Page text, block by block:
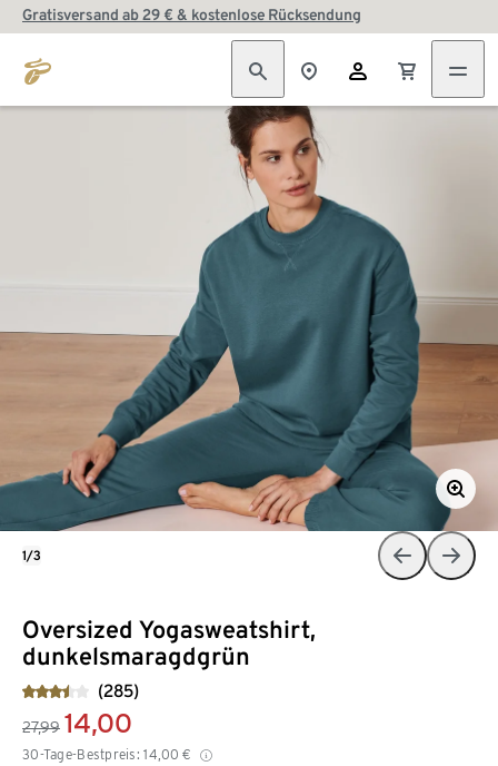
Gratisversand ab 29 € & kostenlose Rücksendung
Oversized Yogasweatshirt,
dunkelsmaragdgrün
(285)
27,99 14,00
30-Tage-Bestpreis: 14,00 €
1/3